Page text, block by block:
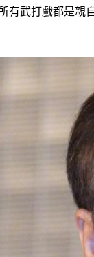
武打戲都是